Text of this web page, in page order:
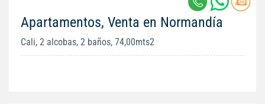
Apartamentos, Venta en Normandía
Cali, 2 alcobas, 2 baños, 74,00mts2